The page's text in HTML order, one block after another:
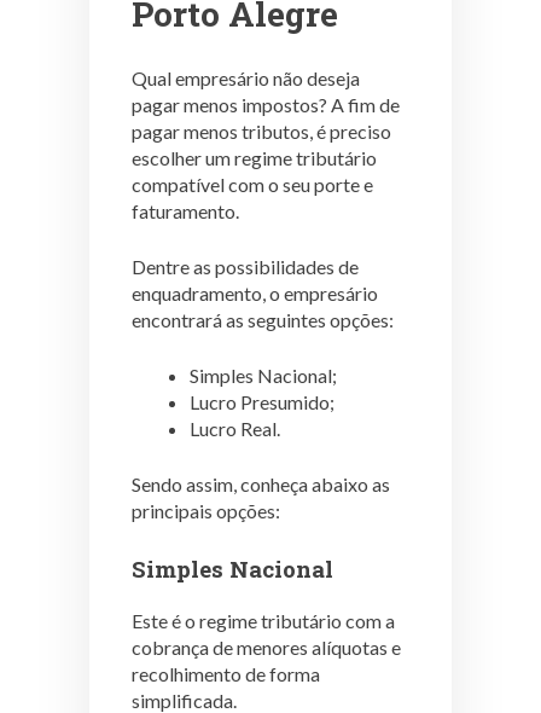
Porto Alegre
Qual empresário não deseja
pagar menos impostos? A fim de
pagar menos tributos, é preciso
escolher um regime tributário
compatível com o seu porte e
faturamento.
Dentre as possibilidades de
enquadramento, o empresário
encontrará as seguintes opções:
Simples Nacional;
Lucro Presumido;
Lucro Real.
Sendo assim, conheça abaixo as
principais opções:
Simples Nacional
Este é o regime tributário com a
cobrança de menores alíquotas e
recolhimento de forma
simplificada.